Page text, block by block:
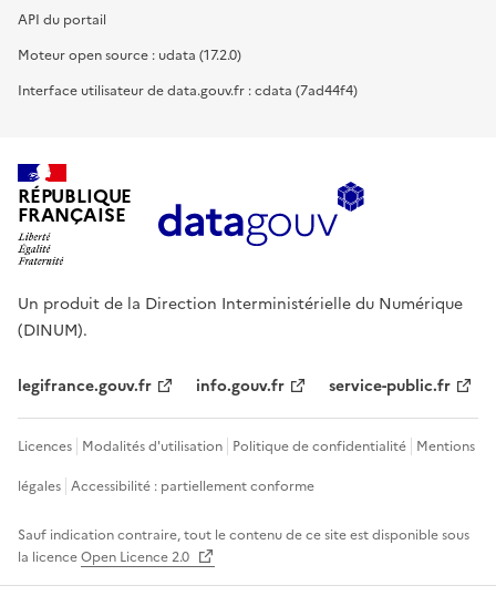
API du portail
Moteur open source : udata (17.2.0)
Interface utilisateur de data.gouv.fr : cdata (7ad44f4)
RÉPUBLIQUE
FRANÇAISE
Un produit de la Direction Interministérielle du Numérique
(DINUM).
legifrance.gouv.fr info.gouv.fr service-public.fr
Licences Modalités d'utilisation Politique de confidentialité Mentions
légales Accessibilité : partiellement conforme
Sauf indication contraire, tout le contenu de ce site est disponible sous
la licenceOpen Licence 2.0